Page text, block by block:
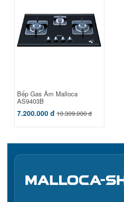
Bếp Gas Âm Malloca
AS9403B
7.200.000 đ 10.309.000 đ